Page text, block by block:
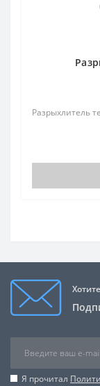
Разрыхлитель
Я прочитал